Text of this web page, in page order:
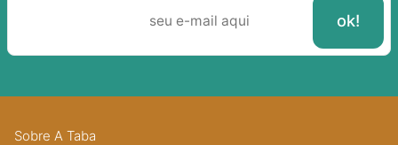
Sobre A Taba